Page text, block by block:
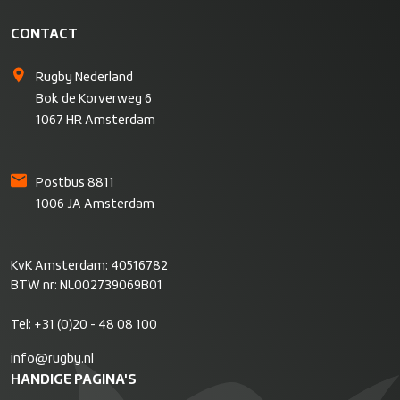
CONTACT
Rugby Nederland
Bok de Korverweg 6
1067 HR Amsterdam
Postbus 8811
1006 JA Amsterdam
KvK Amsterdam: 40516782
BTW nr: NL002739069B01
Tel: +31 (0)20 - 48 08 100
info@rugby.nl
HANDIGE PAGINA'S